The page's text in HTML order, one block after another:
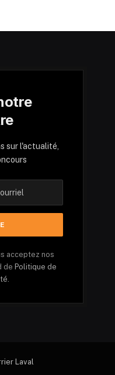
sur l'actualité,
acceptez nos
de Politique de
Laval